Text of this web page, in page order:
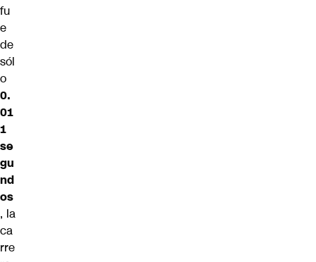
fu
e
de
sól
o
0.
01
1
se
gu
nd
os
, la
ca
rre